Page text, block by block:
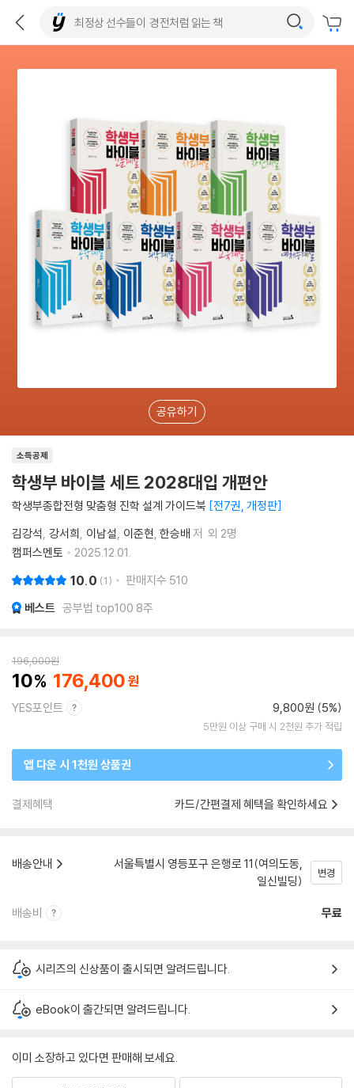
공유하기
소득공제
학생부 바이블 세트 2028대입 개편안
학생부종합전형 맞춤형 진학 설계 가이드북 전7권, 개정판
김강석 강서희 이남설 이준현 한승배 저 외 2명
캠퍼스멘토
2025.12.01.
10.0 1 판매지수 510
베스트 공부법 top100 8주
196,000원
10 176,400
YES포인트 9,800원 (5%)
5만원 이상 구매 시 2천원 추가 적립
앱 다운 시 1천원 상품권
결제혜택 카드/간편결제 혜택을 확인하세요
배송안내
서울특별시 영등포구 은행로 11(여의도동,
일신빌딩)
변경
배송비 무료
시리즈의 신상품이 출시되면 알려드립니다.
eBook이 출간되면 알려드립니다.
이미 소장하고 있다면 판매해 보세요.